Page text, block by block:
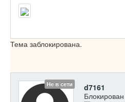
Тема заблокирована.
Не в сети
d7161
Блокирован